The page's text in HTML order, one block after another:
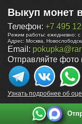
Выкуп монет
Телефон: +7 495
Режим работы: ежедневно:
Адрес: Москва
Email:
Отправляйте фото
Узнать подробнее об